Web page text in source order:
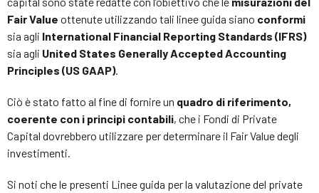
Fair Value ottenute utilizzando tali linee guida siano conformi
sia agli International Financial Reporting Standards (IFRS)
sia agli United States Generally Accepted Accounting
Principles (US GAAP).
Ciò è stato fatto al fine di fornire un quadro di riferimento,
coerente con i principi contabili, che i Fondi di Private
Capital dovrebbero utilizzare per determinare il Fair Value degli
investimenti.
Si noti che le presenti Linee guida per la valutazione del private